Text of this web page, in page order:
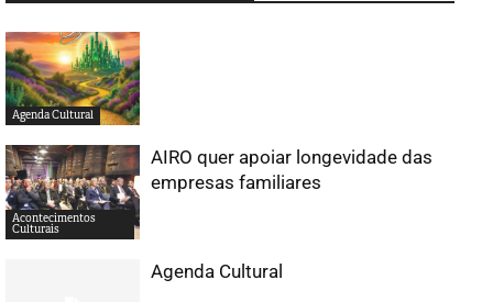
Agenda Cultural
Acontecimentos
Culturais
AIRO quer apoiar longevidade das
empresas familiares
Agenda Cultural